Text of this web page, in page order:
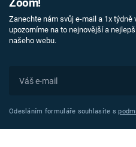
Zoom!
Zanechte nám svůj e-mail a 1x týdně
upozorníme na to nejnovější a
našeho webu.
Odesláním formuláře souhlasíte s